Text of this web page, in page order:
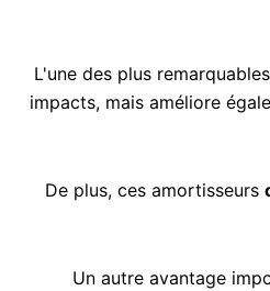
L'une des plus
impacts, mais améliore
De plus, ces amortisseurs
Un autre avantage